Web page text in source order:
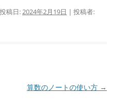
稿日:2024年2月19日 | 投稿者:
算数のノートの使い方 →